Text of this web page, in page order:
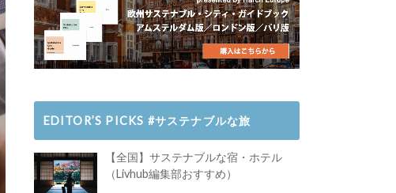
EDITOR’S PICKS #サステナブルな旅
【全国】サステナブルな宿・ホテル
（Livhub編集部おすすめ）